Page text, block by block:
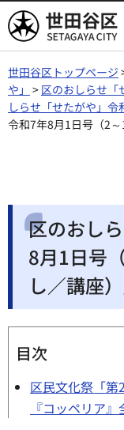
世田谷区
世田谷区トップページ
や」 > 区のおしらせ「
しらせ「せたがや」令
令和7年8月1日号（2～
区のおし
8月1日号
し／講座）
目次
区民文化祭「
『コッペリア』